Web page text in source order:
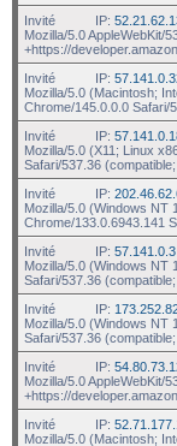
Invité
IP:
Mozilla/5.0 AppleWebKit/
+https://
Invité
IP:
Mozilla/5.0 (Macintosh;
Chrome/145.0.0.0 Safari/
Invité
IP:
Mozilla/5.0 (X11; Linux
Safari/537.36
Invité
IP:
Mozilla/5.0 (Windows NT
Chrome/133.0.6943.141
Invité
IP: 57.141.0.3
Mozilla/5.0 (Windows NT
Safari/537.36
Invité
IP:
Mozilla/5.0 (Windows NT
Safari/537.36
Invité
IP:
Mozilla/5.0 AppleWebKit/
+https://
Invité
IP:
Mozilla/5.0 (Macintosh;